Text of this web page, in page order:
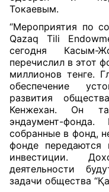
Токаевым.
“Мероприятия по
Qazaq Tili
сегодня Касым-
перечислил в этот
миллионов тенге.
обеспечение
развития
Кенжехан. Он
эндаумент-
собранные в фонд,
фонде
инвестиции.
деятельности
задачи общества